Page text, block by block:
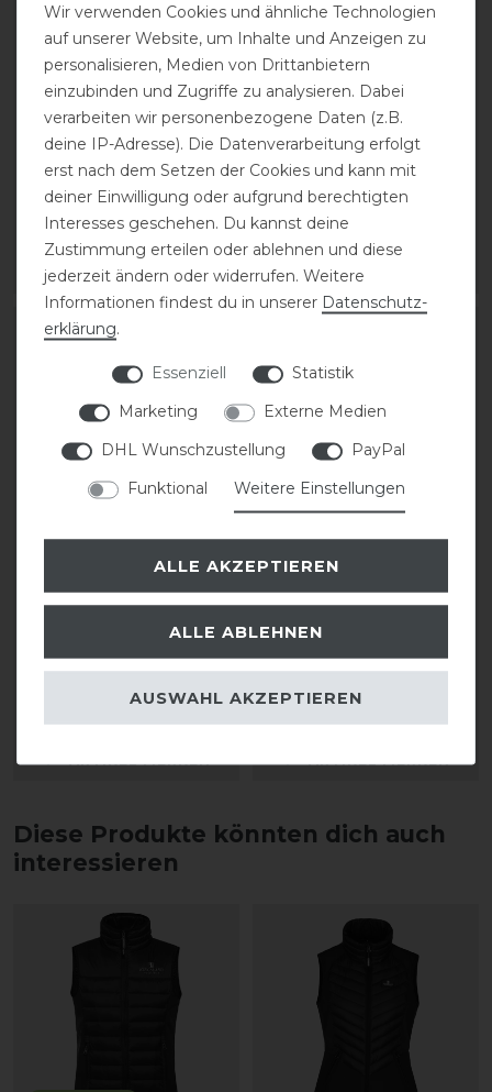
HKM Elegant Style
Heizmantel Damen
statt 209,95 €
146,97 € *
ARTIKEL MERKEN
HKM Allwetterstiefel -
Davos Legolin
statt 41,95 €
33,56 € *
ARTIKEL MERKEN
-30%
HKM Elegant Style
146,97 € *
HKM Cosy Style Silikon
Winter Damen und
Kinder
statt 52,95 €
Diese Produkte könnten dich auch
interessieren
Wir verwenden Cookies und ähnliche Technologien
auf unserer Website, um Inhalte und Anzeigen zu
personalisieren, Medien von Drittanbietern
einzubinden und Zugriffe zu analysieren. Dabei
verarbeiten wir personenbezogene Daten (z.B.
deine IP-Adresse). Die Datenverarbeitung erfolgt
erst nach dem Setzen der Cookies und kann mit
deiner Einwilligung oder aufgrund berechtigten
Interesses geschehen. Du kannst deine
Zustimmung erteilen oder ablehnen und diese
jederzeit ändern oder widerrufen. Weitere
Informationen findest du in unserer Daten­schutz­
erklärung.
Essenziell
Statistik
Marketing
Externe Medien
DHL Wunschzustellung
PayPal
Funktional
Weitere Einstellungen
ALLE AKZEPTIEREN
ALLE ABLEHNEN
AUSWAHL AKZEPTIEREN